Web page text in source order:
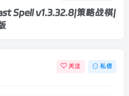
Spell v1.3.32.8|策略战棋|
关注 私信